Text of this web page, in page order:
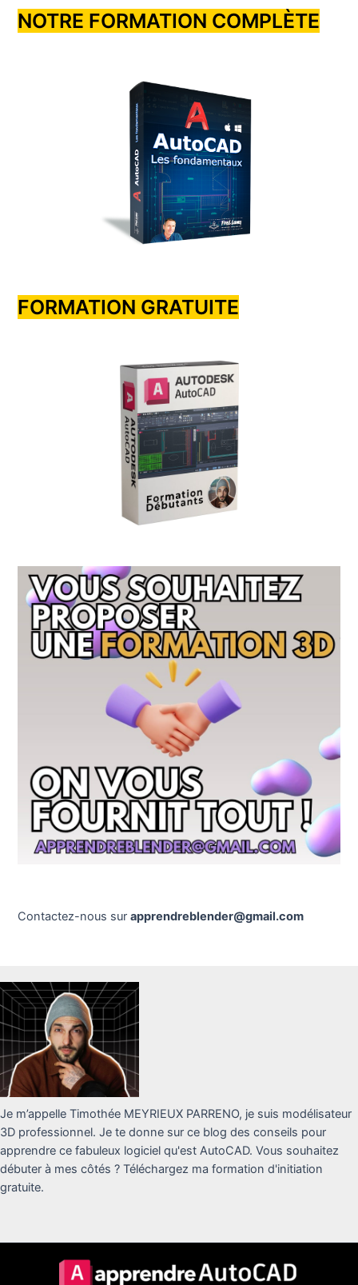
NOTRE FORMATION COMPLÈTE
FORMATION GRATUITE
Contactez-nous surapprendreblender@gmail.com
Je m’appelle Timothée MEYRIEUX PARRENO, je suis modélisateur
3D professionnel. Je te donne sur ce blog des conseils pour
apprendre ce fabuleux logiciel qu'est AutoCAD. Vous souhaitez
débuter à mes côtés ? Téléchargez ma formation d'initiation
gratuite.